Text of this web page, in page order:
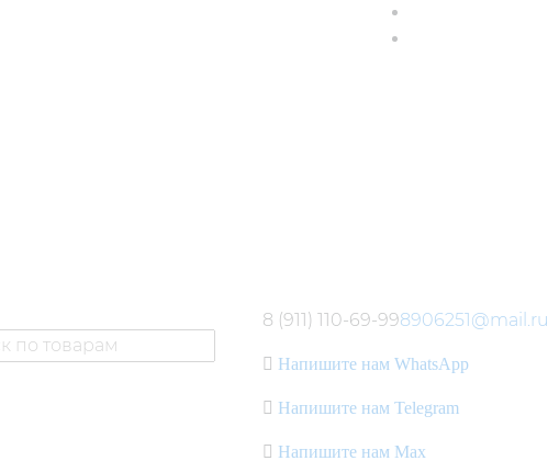
8 (911) 110-69-998906251@mail.ru
Напишите нам WhatsApp
Напишите нам Telegram
Напишите нам Max